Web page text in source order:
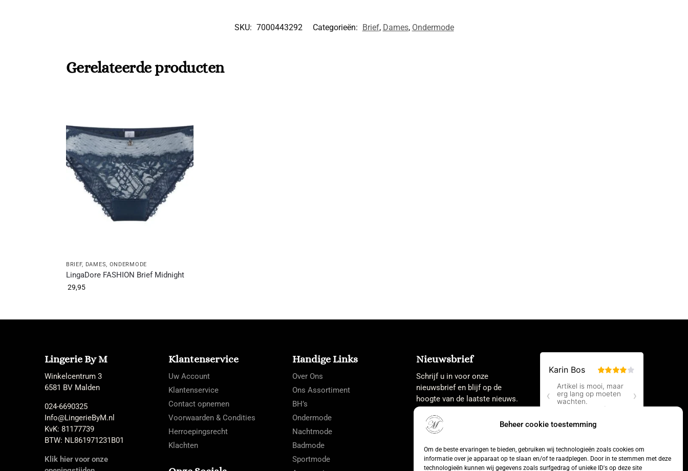
Beheer cookie toestemming
Om de beste ervaringen te bieden, gebruiken wij technologieën zoals cookies om
informatie over je apparaat op te slaan en/of te raadplegen. Door in te stemmen met deze
technologieën kunnen wij gegevens zoals surfgedrag of unieke ID's op deze site
SKU: 7000443292 Categorieën: Brief, Dames, Ondermode
Gerelateerde producten
BRIEF, DAMES, ONDERMODE
LingaDore FASHION Brief Midnight
29,95
Lingerie By M
Winkelcentrum 3
6581 BV Malden
024-6690325
Info@LingerieByM.nl
KvK: 81177739
BTW: NL861971231B01
Klik hier voor onze
Klantenservice
Uw Account
Klantenservice
Contact opnemen
Voorwaarden & Condities
Herroepingsrecht
Klachten
Handige Links
Over Ons
Ons Assortiment
BH’s
Ondermode
Nachtmode
Badmode
Sportmode
Nieuwsbrief
Schrijf u in voor onze
nieuwsbrief en blijf op de
hoogte van de laatste nieuws.